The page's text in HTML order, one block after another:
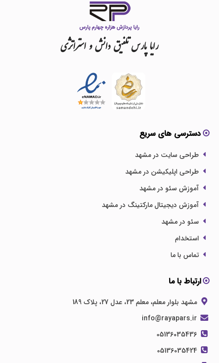
رایاپارستلفیقدانشواستراتژی
دسترسی های سریع
طراحی سایت در مشهد
طراحی اپلیکیشن در مشهد
آموزش سئو در مشهد
آموزش دیجیتال مارکتینگ در مشهد
سئو در مشهد
استخدام
تماس با ما
ارتباط با ما
مشهد بلوار معلم، معلم 23، عدل 27، پلاک 189
05136035436
05136035424